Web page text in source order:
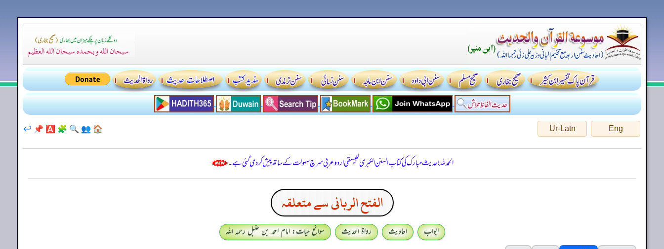
Eng
Ur-Latn
🏠
👥
🔍
🧩
🅰️
📌
↩️
الحمدللہ! حدیث مبارک کی کتاب السنن الكبرى للبيهقي اردو عربی سرچ سہولت کے ساتھ پیش کر دی گئی ہے۔
الفتح الربانی سے متعلقہ
ابواب احادیث رواۃ الحدیث
سوانح حیات: امام احمد بن حنبل رحمہ اللہ